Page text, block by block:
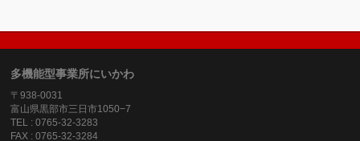
多機能型事業所にいかわ
〒938-0031
富山県黒部市三日市1050−7
TEL : 0765-32-3283
FAX : 0765-32-3284